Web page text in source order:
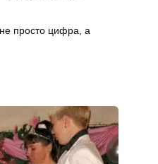
не просто цифра, а